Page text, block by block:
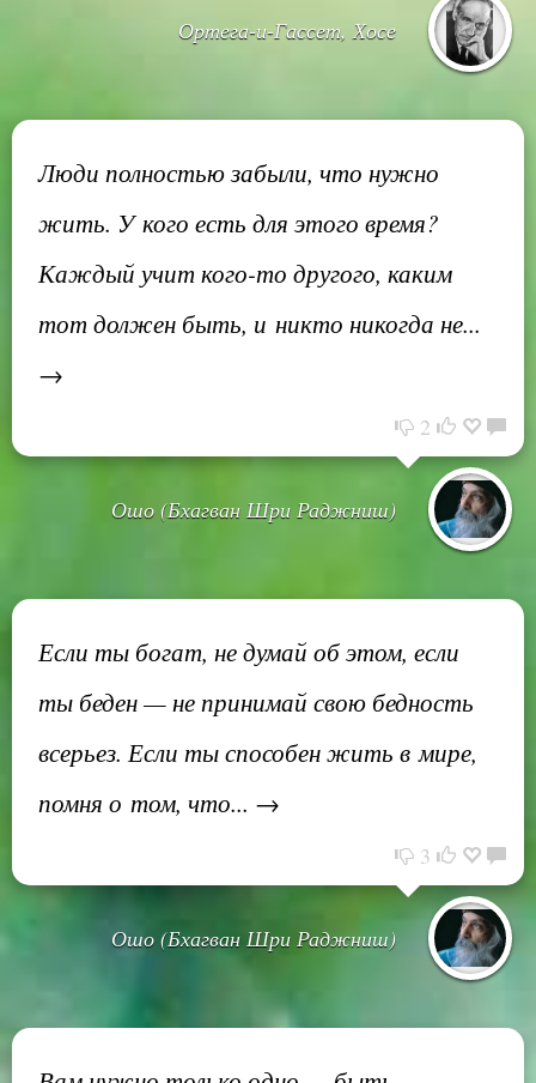
Ортега-и-Гассет, Хосе
Люди полностью забыли, что нужно
жить. У кого есть для этого время?
Каждый учит кого-то другого, каким
тот должен быть, и никто никогда не...
→
2
Ошо (Бхагван Шри Раджниш)
Если ты богат, не думай об этом, если
ты беден — не принимай свою бедность
всерьез. Если ты способен жить в мире,
помня о том, что... →
3
Ошо (Бхагван Шри Раджниш)